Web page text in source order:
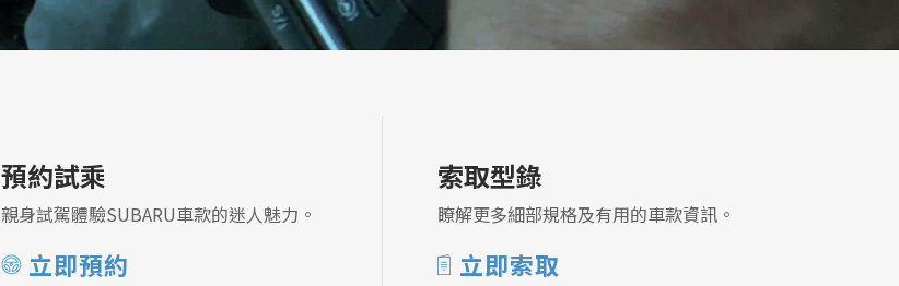
預約試乘
親身試駕體驗SUBARU車款的迷人魅力。
立即預約
索取型錄
瞭解更多細部規格及有用的車款資訊。
立即索取